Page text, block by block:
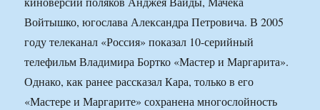
Войтышко, югослава Александра Петровича. В 2005
году телеканал «Россия» показал 10-серийный
телефильм Владимира Бортко «Мастер и Маргарита».
Однако, как ранее рассказал Кара, только в его
«Мастере и Маргарите» сохранена многослойность